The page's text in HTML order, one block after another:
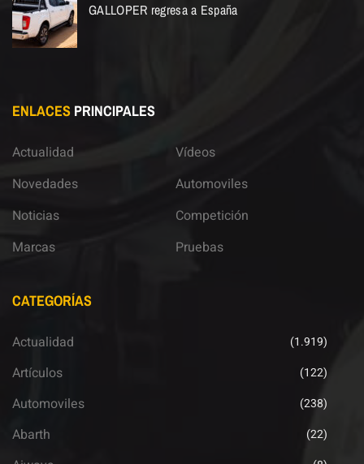
GALLOPER regresa a España
ENLACES PRINCIPALES
Actualidad
Novedades
Noticias
Marcas
Vídeos
Automoviles
Competición
Pruebas
CATEGORÍAS
Actualidad (1.919)
Artículos (122)
Automoviles (238)
Abarth (22)